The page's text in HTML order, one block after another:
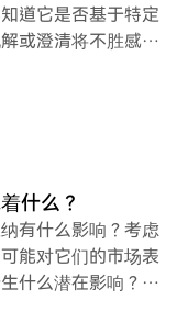
道它是否基于特定
或澄清将不胜感
什么？
有什么影响？考虑
能对它们的市场表
什么潜在影响？探